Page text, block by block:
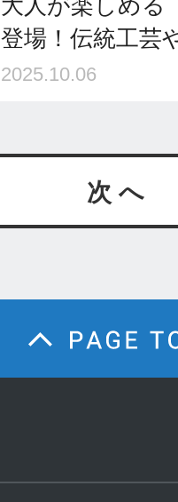
大人が楽しめる
登場！伝統工芸
2025.10.06
次 へ